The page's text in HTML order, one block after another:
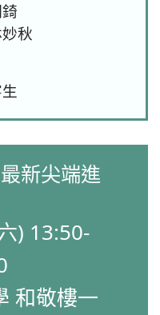
秋
新尖端進
) 13:50-
和敬樓一